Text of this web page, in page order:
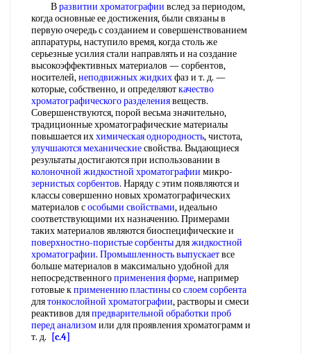
Вразвитии хроматографии вслед за периодом,
когда основные ее достижения, были связаны в
первую очередь с созданием и совершенствованием
аппаратуры, наступило время, когда столь же
серьезные усилия стали направлять и на создание
высокоэффективных материалов — сорбентов,
носителей,неподвижных жидкихфаз и т. д. —
которые, собственно, и определяюткачество
хроматографического разделениявеществ.
Совершенствуются, порой весьма значительно,
традиционные хроматографические материалы
повышается иххимическая однородность, чистота,
улучшаются механическиесвойства. Выдающиеся
результаты достигаются при использовании в
колоночной жидкостной хроматографии микро-
зернистых сорбентов. Наряду с этим появляются и
классы совершенно новых хроматографических
материалов сособыми свойствами, идеально
соответствующими их назначению. Примерами
таких материалов являются биоспецифические и
поверхностно-пористые сорбентыдляжидкостной
хроматографии. Промышленность выпускаетвсе
больше материалов в максимально удобной для
непосредственногоприменения форме, например
готовые кприменению пластинысослоем сорбента
длятонкослойной хроматографии, растворы и смеси
реактивов дляпредварительной обработки проб
перед анализомили для проявления хроматограмм и
т. д.
[c.4]